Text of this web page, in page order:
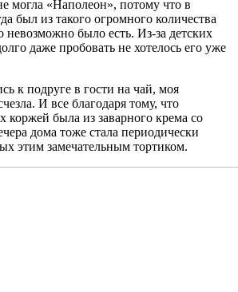
могла «Наполеон», потому что в
был из такого огромного количества
невозможно было есть. Из-за детских
даже пробовать не хотелось его уже
к подруге в гости на чай, моя
И все благодаря тому, что
коржей была из заварного крема со
дома тоже стала периодически
этим замечательным тортиком.